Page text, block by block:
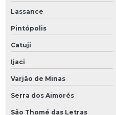
Lassance
Pintópolis
Catuji
Ijaci
Varjão de Minas
Serra dos Aimorés
São Thomé das Letras